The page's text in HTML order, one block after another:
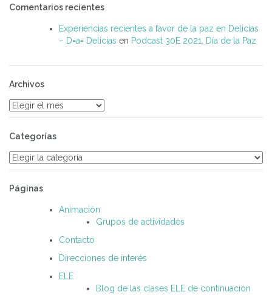
Comentarios recientes
Experiencias recientes a favor de la paz en Delicias
– D=a= Delicias en Podcast 30E 2021. Día de la Paz
Archivos
Archivos
Categorías
Categorías
Páginas
Animación
Grupos de actividades
Contacto
Direcciones de interés
ELE
Blog de las clases ELE de continuación